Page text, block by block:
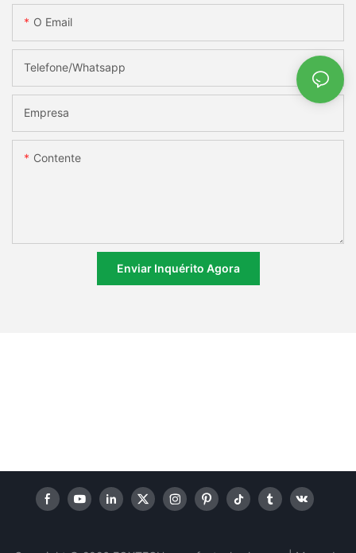
O Email
Telefone/whatsapp
Empresa
Contente
Enviar Inquérito Agora